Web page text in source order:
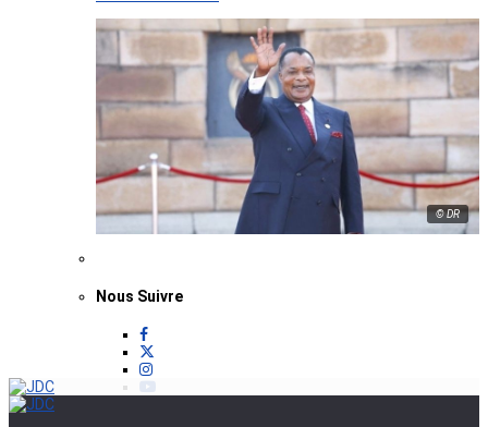
© DR
Nous Suivre